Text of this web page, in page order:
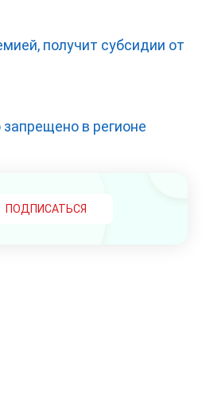
получит субсидии от
в регионе
ПОДПИСАТЬСЯ